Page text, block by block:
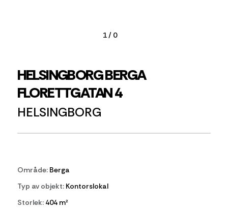
1/ 0
HELSINGBORG BERGA
FLORETTGATAN 4
HELSINGBORG
Område:Berga
Typ av objekt:Kontorslokal
Storlek:404 m²